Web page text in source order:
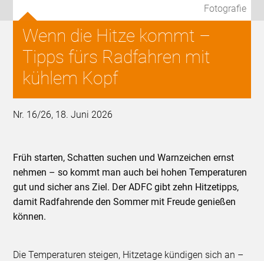
Fotografie
Wenn die Hitze kommt –
Tipps fürs Radfahren mit
kühlem Kopf
Nr. 16/26, 18. Juni 2026
Früh starten, Schatten suchen und Warnzeichen ernst
nehmen – so kommt man auch bei hohen Temperaturen
gut und sicher ans Ziel. Der ADFC gibt zehn Hitzetipps,
damit Radfahrende den Sommer mit Freude genießen
können.
Die Temperaturen steigen, Hitzetage kündigen sich an –